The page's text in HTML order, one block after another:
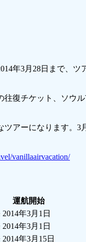
年3月28日まで、
復チケット、ソウ
アーになります。
vanillaairvacation/
運航開始
2014年3月1日
2014年3月1日
2014年3月15日